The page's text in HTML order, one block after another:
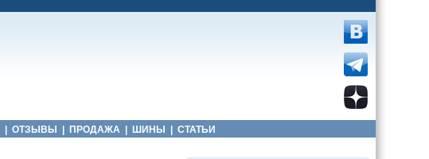
ОТЗЫВЫ ПРОДАЖА ШИНЫ СТАТЬИ